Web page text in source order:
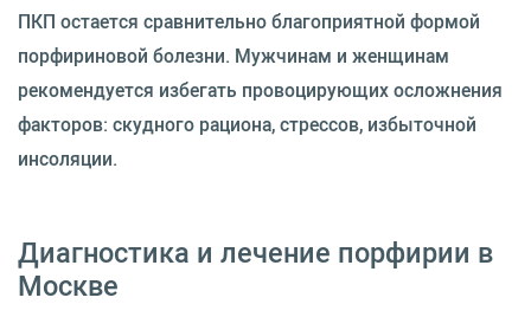
ПКП остается сравнительно благоприятной формой
порфириновой болезни. Мужчинам и женщинам
рекомендуется избегать провоцирующих осложнения
факторов: скудного рациона, стрессов, избыточной
инсоляции.
Диагностика и лечение порфирии в
Москве